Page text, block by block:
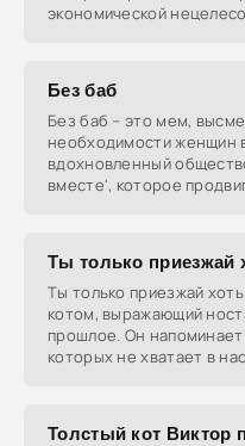
экономической
Без баб
Без баб – это мем,
необходимости женщин
вдохновленный
вместе', которое
Ты только приезжай
Ты только приезжай
котом, выражающий
прошлое. Он напоминает
которых не хватает в
Толстый кот Виктор